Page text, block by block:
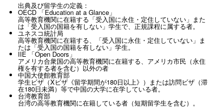
出典及び留学生の定義：
OECD 「Education at a Glance」
高等教育機関に在籍する「受入国に永住・定住していない」また
は「受入国の国籍を有しない」学生で、正規課程に属する者。
ユネスコ統計局
高等教育機関に在籍する、「受入国に永住・定住していない」ま
たは「受入国の国籍を有しない」学生。
IIE 「Open Doors」
アメリカ合衆国の高等教育機関に在籍する、アメリカ市民（永住
権を有する者を含む）以外の者
中国大使館教育部
学生ビザ（Xビザ《留学期間が180日以上》）または訪問ビザ（滞
在180日未満）等で中国の大学に在学している者。
台湾教育部
台湾の高等教育機関に在籍している者（短期留学生を含む）。